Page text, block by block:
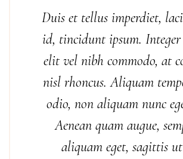
Duis et tellus imperdiet,
id, tincidunt ipsum. Integer
elit vel nibh commodo, at
nisl rhoncus. Aliquam
odio, non aliquam nunc
Aenean quam augue,
aliquam eget, sagittis